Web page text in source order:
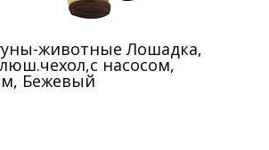
животные Лошадка,
насосом,
Бежевый